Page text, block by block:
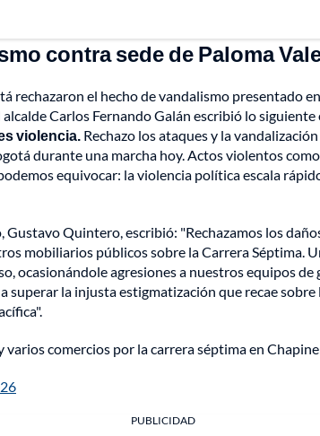
contra sede de Paloma
rechazaron el hecho de vandalismo presentado
Carlos Fernando Galán escribió lo siguiente
violencia. Rechazo los ataques y la
durante una marcha hoy. Actos violentos
equivocar: la violencia política escala
Quintero, escribió: "Rechazamos los
mobiliarios públicos sobre la Carrera Séptima.
ocasionándole agresiones a nuestros equipos
superar la injusta estigmatización que recae
varios comercios por la carrera séptima en
PUBLICIDAD